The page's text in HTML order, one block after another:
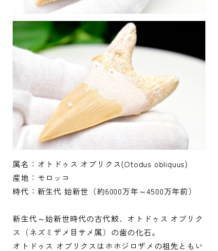
属名：オトドゥス オブリクス(Otodus obliquus)
産地：モロッコ
時代：新生代 始新世（約6000万年～4500万年前）
新生代～始新世時代の古代鮫、オトドゥス オブリク
ス（ネズミザメ目サメ属）の歯の化石。
オトドゥス オブリクスはホホジロザメの祖先ともい